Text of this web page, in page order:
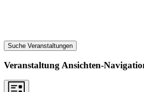
Suche Veranstaltungen
Veranstaltung Ansichten-